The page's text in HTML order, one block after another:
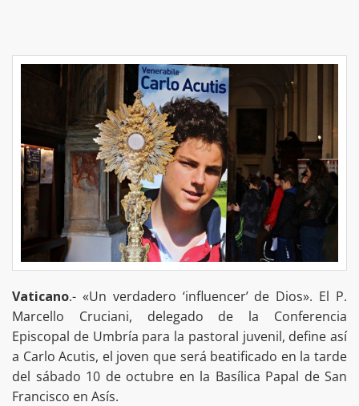
Vaticano.- «Un verdadero ‘influencer’ de Dios». El P.
Marcello Cruciani, delegado de la Conferencia
Episcopal de Umbría para la pastoral juvenil, define así
a Carlo Acutis, el joven que será beatificado en la tarde
del sábado 10 de octubre en la Basílica Papal de San
Francisco en Asís.